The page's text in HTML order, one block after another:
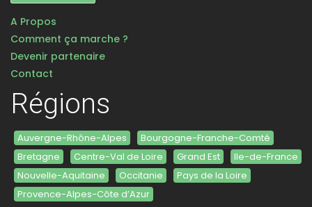
A Propos
Comment ça marche ?
Devenir partenaire
Contact
Régions
Auvergne-Rhône-Alpes
Bourgogne-Franche-Comté
Bretagne
Centre-Val de Loire Grand Est
Ile-de-France
Nouvelle-Aquitaine
Occitanie
Pays de la Loire
Provence-Alpes-Côte d’Azur